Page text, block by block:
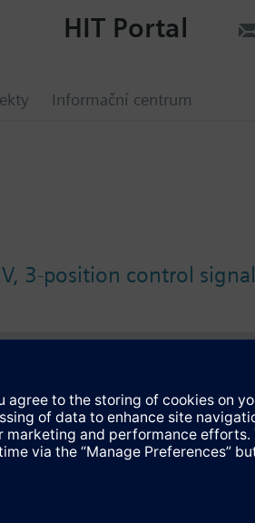
Informační centrum
HIT Portal
3-position control signal